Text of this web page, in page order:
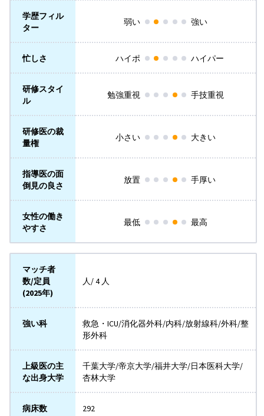
学歴フィル
ター
弱い 強い
忙しさ ハイポ ハイパー
研修スタイ
ル
勉強重視 手技重視
研修医の裁
量権
小さい 大きい
指導医の面
倒見の良さ
放置 手厚い
女性の働き
やすさ
最低 最高
マッチ者
数/定員
(2025年)
人/ 4 人
強い科
救急・ICU/消化器外科/内科/放射線科/外科/整
形外科
上級医の主
な出身大学
千葉大学/帝京大学/福井大学/日本医科大学/
杏林大学
病床数 292